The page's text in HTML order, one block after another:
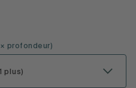
profondeur)
plus)